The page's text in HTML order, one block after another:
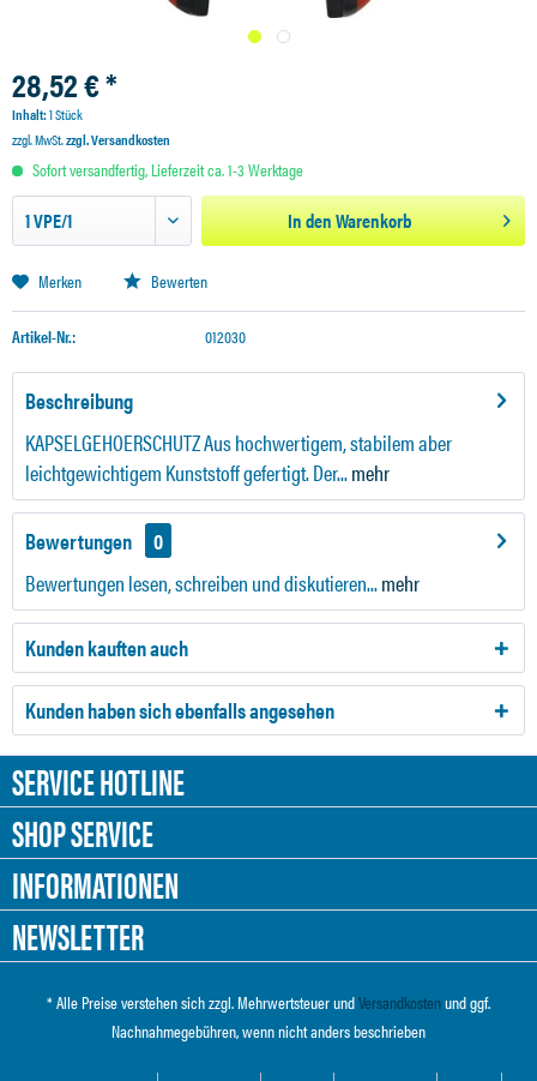
28,52 € *
Inhalt:1 Stück
zzgl. MwSt.zzgl. Versandkosten
Sofort versandfertig, Lieferzeit ca. 1-3 Werktage
In denWarenkorb
Merken Bewerten
Artikel-Nr.: 012030
Beschreibung
KAPSELGEHOERSCHUTZ Aus hochwertigem, stabilem aber
leichtgewichtigem Kunststoff gefertigt. Der...mehr
Bewertungen
0
Bewertungen lesen, schreiben und diskutieren...mehr
Kunden kauften auch
Kunden haben sich ebenfalls angesehen
SERVICE HOTLINE
SHOP SERVICE
INFORMATIONEN
NEWSLETTER
* Alle Preise verstehen sich zzgl. Mehrwertsteuer undVersandkostenund ggf.
Nachnahmegebühren, wenn nicht anders beschrieben